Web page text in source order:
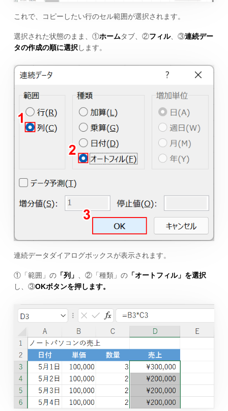
これで、コピーしたい行のセル範囲が選択されます。
選択された状態のまま、①ホームタブ、②フィル、③連続デー
タの作成の順に選択 します。
連続データダイアログボックスが表示されます。
①「範囲」の「列」 、②「種類」の「オートフィル」を選択
し、③OKボタンを押します。